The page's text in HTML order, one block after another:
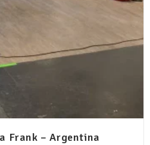
Frank – Argentina